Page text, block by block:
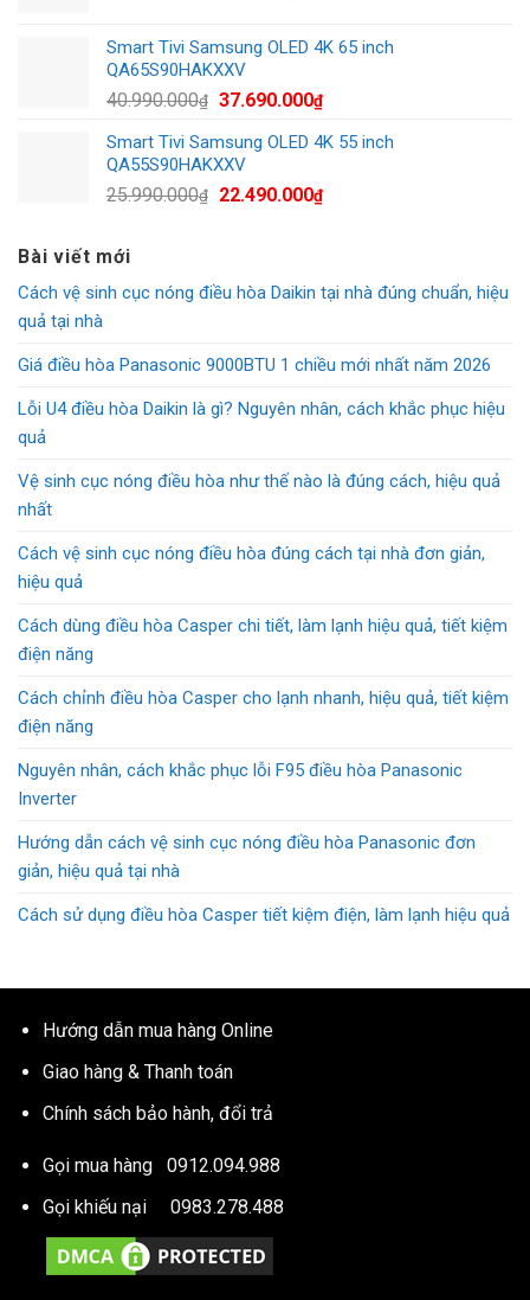
1.090.000₫.
là:
Smart Tivi Samsung OLED 4K 65 inch
QA65S90HAKXXV
40.990.000₫ Giá
là:
40.990.000₫.
37.690.000₫Giá
tại
37.690.000₫.
Smart Tivi Samsung OLED 4K 55 inch
QA55S90HAKXXV
25.990.000₫
Giá
22.490.000₫Giá
22.490.000₫.
Bài viết mới
Cách vệ sinh cục nóng điều hòa Daikin tại nhà đúng chuẩn, hiệu
quả tại nhà
Giá điều hòa Panasonic 9000BTU 1 chiều mới nhất năm 2026
Lỗi U4 điều hòa Daikin là gì? Nguyên nhân, cách khắc phục hiệu
quả
Vệ sinh cục nóng điều hòa như thế nào là đúng cách, hiệu quả
nhất
Cách vệ sinh cục nóng điều hòa đúng cách tại nhà đơn giản,
hiệu quả
Cách dùng điều hòa Casper chi tiết, làm lạnh hiệu quả, tiết kiệm
điện năng
Cách chỉnh điều hòa Casper cho lạnh nhanh, hiệu quả, tiết kiệm
điện năng
Nguyên nhân, cách khắc phục lỗi F95 điều hòa Panasonic
Inverter
Hướng dẫn cách vệ sinh cục nóng điều hòa Panasonic đơn
giản, hiệu quả tại nhà
Cách sử dụng điều hòa Casper tiết kiệm điện, làm lạnh hiệu quả
Hướng dẫn mua hàng Online
Giao hàng & Thanh toán
Chính sách bảo hành, đổi trả
Gọi mua hàng 0912.094.988
Gọi khiếu nại 0983.278.488